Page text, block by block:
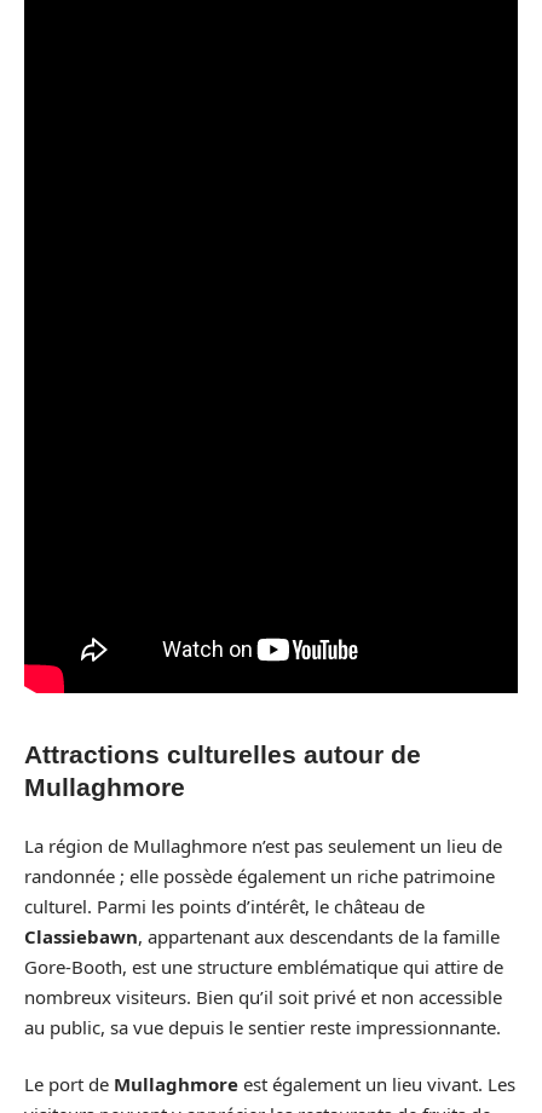
Attractions culturelles autour de
Mullaghmore
La région de Mullaghmore n’est pas seulement un lieu de
randonnée ; elle possède également un riche patrimoine
culturel. Parmi les points d’intérêt, le château de
Classiebawn, appartenant aux descendants de la famille
Gore-Booth, est une structure emblématique qui attire de
nombreux visiteurs. Bien qu’il soit privé et non accessible
au public, sa vue depuis le sentier reste impressionnante.
Le port de Mullaghmore est également un lieu vivant. Les